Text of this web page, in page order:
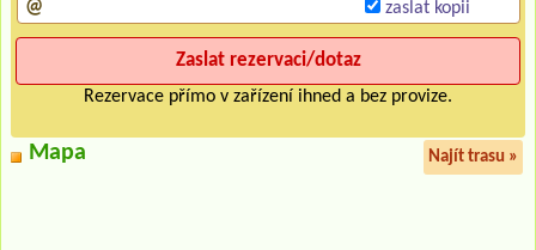
zaslat kopii
Rezervace přímo v zařízení ihned a bez provize.
Mapa Najít trasu »